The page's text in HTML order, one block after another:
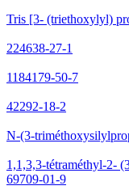
Tris [3- (triethoxylyl)
224638-27-1
1184179-50-7
42292-18-2
N-(3-
1,1,3,3-tétraméthyl-2-
69709-01-9